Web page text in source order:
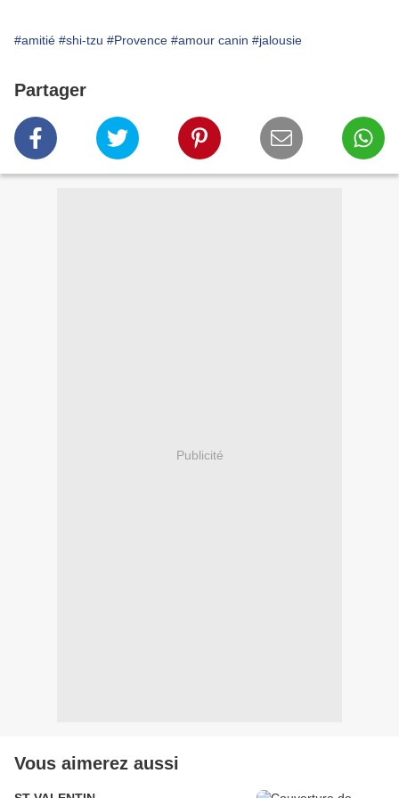
#amitié #shi-tzu #Provence #amour canin #jalousie
Partager
Publicité
Vous aimerez aussi